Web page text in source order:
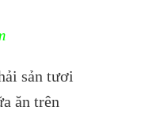
sản tươi
ăn trên